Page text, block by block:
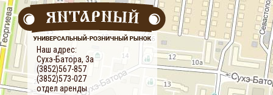
Наш адрес:
Сухэ-Батора, 3а
(3852)567-857
(3852)573-027
отдел аренды